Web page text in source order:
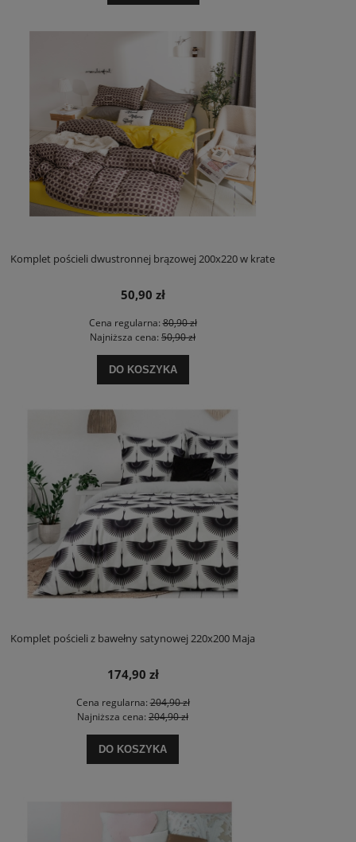
Komplet pościeli dwustronnej brązowej 200x220 w krate
50,90 zł
Cena regularna:80,90 zł
Najniższa cena: 50,90 zł
DO KOSZYKA
Komplet pościeli z bawełny satynowej 220x200 Maja
174,90 zł
Cena regularna:204,90 zł
Najniższa cena: 204,90 zł
DO KOSZYKA